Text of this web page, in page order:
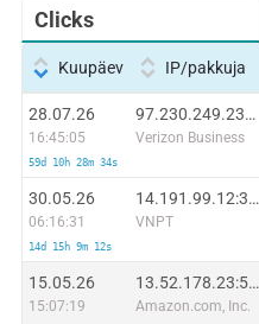
Clicks
Kuupäev IP/pakkuja
28.07.26
16:45:05
59d 10h 28m 34s
97.230.249.232:56581
Verizon Business
30.05.26
06:16:31
14d 15h 9m 12s
14.191.99.12:3534
VNPT
15.05.26
15:07:19
13.52.178.23:53836
Amazon.com, Inc.